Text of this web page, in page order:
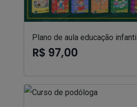
Plano de aula educação
R$ 97,00